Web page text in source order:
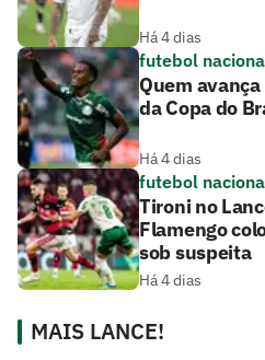
Há 4 dias
futebol
Quem
da Copa do
Há 4 dias
futebol
Tironi no
Flamengo
sob suspeita
Há 4 dias
MAIS LANCE!